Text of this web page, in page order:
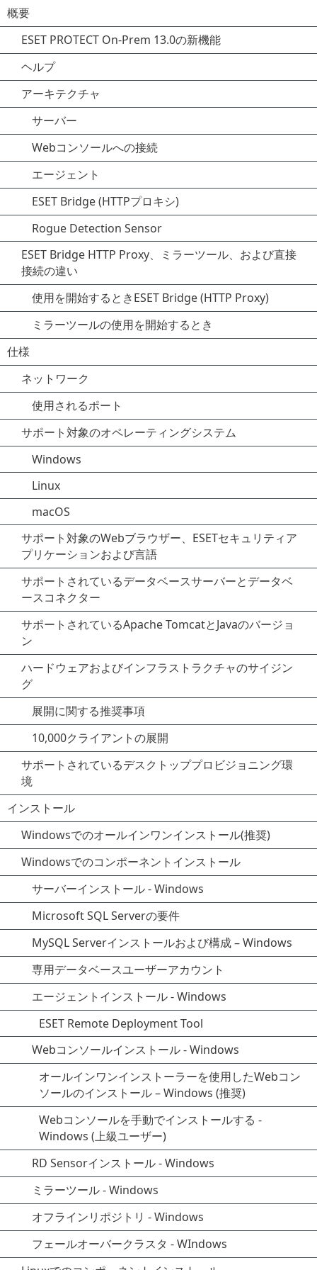
概要
ESET PROTECT On-Prem 13.0の新機能
ヘルプ
アーキテクチャ
サーバー
Webコンソールへの接続
エージェント
ESET Bridge (HTTPプロキシ)
Rogue Detection Sensor
ESET Bridge HTTP Proxy、ミラーツール、および直接
接続の違い
使用を開始するときESET Bridge (HTTP Proxy)
ミラーツールの使用を開始するとき
仕様
ネットワーク
使用されるポート
サポート対象のオペレーティングシステム
Windows
Linux
macOS
サポート対象のWebブラウザー、ESETセキュリティア
プリケーションおよび言語
サポートされているデータベースサーバーとデータベ
ースコネクター
サポートされているApache TomcatとJavaのバージョ
ン
ハードウェアおよびインフラストラクチャのサイジン
グ
展開に関する推奨事項
10,000クライアントの展開
サポートされているデスクトッププロビジョニング環
境
インストール
Windowsでのオールインワンインストール(推奨)
Windowsでのコンポーネントインストール
サーバーインストール - Windows
Microsoft SQL Serverの要件
MySQL Serverインストールおよび構成 – Windows
専用データベースユーザーアカウント
エージェントインストール - Windows
ESET Remote Deployment Tool
Webコンソールインストール - Windows
オールインワンインストーラーを使用したWebコン
ソールのインストール – Windows (推奨)
Webコンソールを手動でインストールする -
Windows (上級ユーザー)
RD Sensorインストール - Windows
ミラーツール - Windows
オフラインリポジトリ - Windows
フェールオーバークラスタ - WIndows